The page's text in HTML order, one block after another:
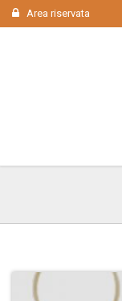
Area riservata